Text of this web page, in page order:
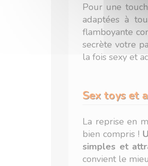
Pour une
adaptées à
flamboyante
secrète votre
la fois sexy et
Sex toys et
La reprise en
bien compris !
simples et
convient le